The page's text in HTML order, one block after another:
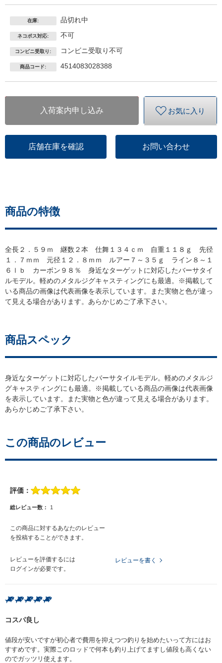
在庫: 品切れ中
ネコポス対応: 不可
コンビニ受取り: コンビニ受取り不可
商品コード: 4514083028388
入荷案内申し込み お気に入り
店舗在庫を確認 お問い合わせ
商品の特徴
全長２．５９ｍ 継数２本 仕舞１３４ｃｍ 自重１１８ｇ 先径
１．７ｍｍ 元径１２．８ｍｍ ルアー７～３５ｇ ライン８～１
６ｌｂ カーボン９８％ 身近なターゲットに対応したバーサタイ
ルモデル。軽めのメタルジグキャスティングにも最適。※掲載して
いる商品の画像は代表画像を表示しています。また実物と色が違っ
て見える場合があります。あらかじめご了承下さい。
商品スペック
身近なターゲットに対応したバーサタイルモデル。軽めのメタルジ
グキャスティングにも最適。※掲載している商品の画像は代表画像
を表示しています。また実物と色が違って見える場合があります。
あらかじめご了承下さい。
この商品のレビュー
評価：
総レビュー数： 1
この商品に対するあなたのレビュー
を投稿することができます。
レビューを評価するには
ログインが必要です。
レビューを書く
コスパ良し
値段が安いですが初心者で費用を抑えつつ釣りを始めたいって方にはお
すすめです。実際このロッドで何本も釣り上げてますし値段も高くない
のでガッツリ使えます。